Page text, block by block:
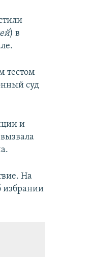
) в
тестом
суд
и
На
избрании